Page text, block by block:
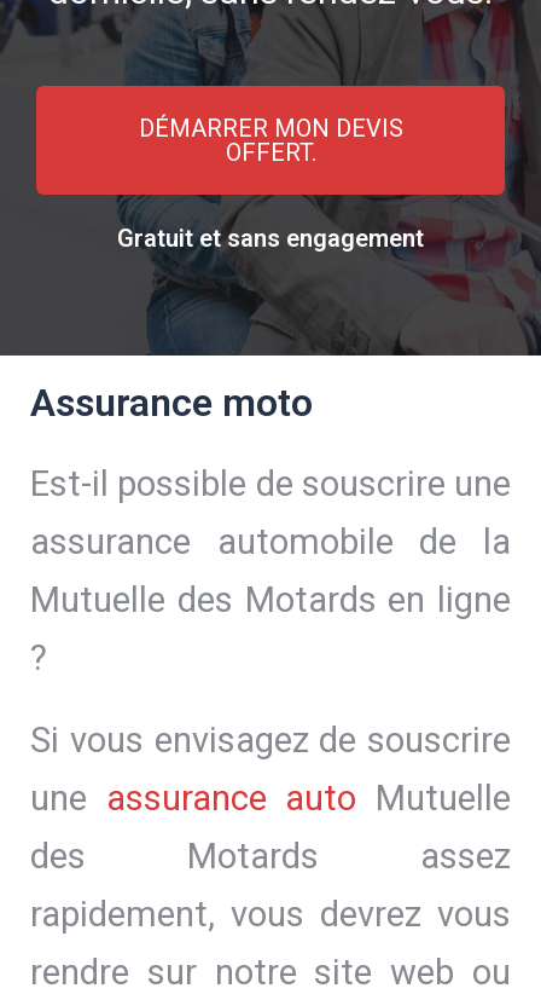
DÉMARRER MON DEVIS
OFFERT.
Gratuit et sans engagement
Assurance moto
Est-il possible de souscrire une
assurance automobile de la
Mutuelle des Motards en ligne
?
Si vous envisagez de souscrire
une assurance auto Mutuelle
des Motards assez
rapidement, vous devrez vous
rendre sur notre site web ou